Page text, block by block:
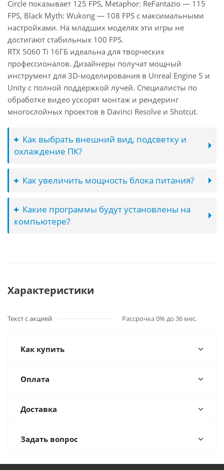
Circle показывает 125 FPS, Metaphor: ReFantazio — 115
FPS, Black Myth: Wukong — 108 FPS с максимальными
настройками. На младших моделях эти игры не
достигают стабильных 100 FPS.
RTX 5060 Ti 16ГБ идеальна для творческих
профессионалов. Дизайнеры получат мощный
инструмент для 3D-моделирования в Unreal Engine 5 и
Unity с полной поддержкой лучей. Специалисты по
обработке видео ускорят монтаж и рендеринг
многослойных проектов в Davinci Resolve и Shotcut.
Как выбрать внешний вид, подсветку и
охлаждение ПК?
Как увеличить мощность блока питания?
Какие программы будут установлены на
компьютере?
Характеристики
Текст с акцией Рассрочка 0% до 36 мес.
Как купить
Оплата
Доставка
Задать вопрос